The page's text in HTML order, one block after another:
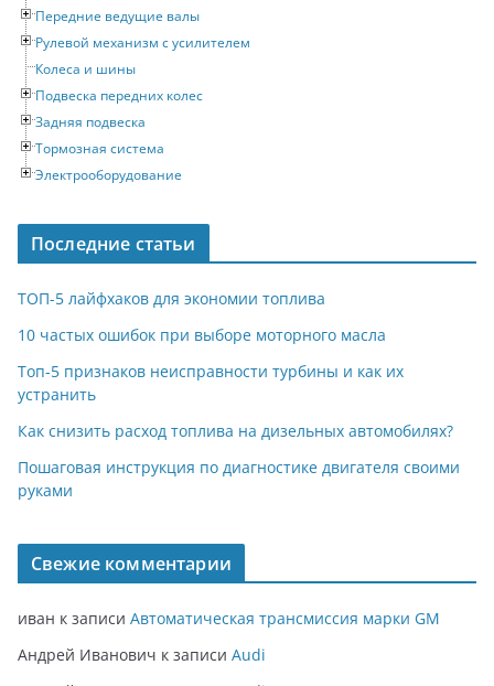
Передние ведущие валы
Рулевой механизм с усилителем
Колеса и шины
Подвеска передних колес
Задняя подвеска
Тормозная система
Электрооборудование
Последние статьи
ТОП-5 лайфхаков для экономии топлива
10 частых ошибок при выборе моторного масла
Топ-5 признаков неисправности турбины и как их
устранить
Как снизить расход топлива на дизельных автомобилях?
Пошаговая инструкция по диагностике двигателя своими
руками
Свежие комментарии
иван к записи Автоматическая трансмиссия марки GM
Андрей Иванович к записи Audi